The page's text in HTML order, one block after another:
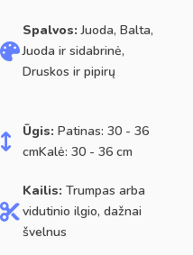
Spalvos: Juoda, Balta,
Juoda ir sidabrinė,
Druskos ir pipirų
Ūgis: Patinas: 30 - 36
cmKalė: 30 - 36 cm
Kailis: Trumpas arba
vidutinio ilgio, dažnai
švelnus